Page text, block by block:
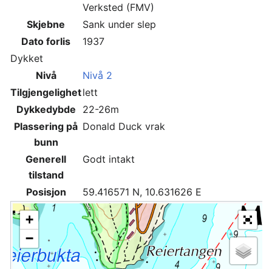
Verksted (FMV)
Skjebne
Sank under slep
Dato forlis
1937
Dykket
Nivå
Nivå 2
Tilgjengelighetlett
Dykkedybde
22-26m
Plassering på
bunn
Donald Duck vrak
Generell
tilstand
Godt intakt
Posisjon 59.416571 N, 10.631626 E
+
−